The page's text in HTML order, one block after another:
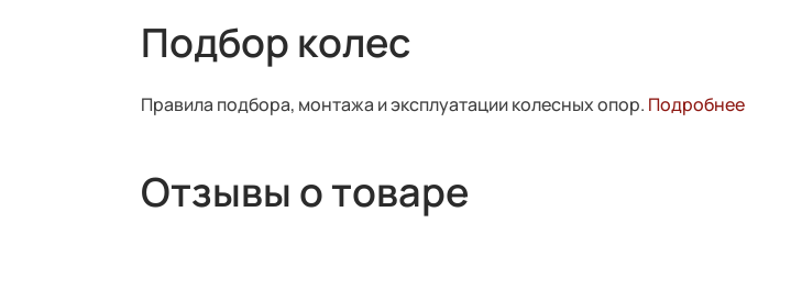
Подбор колес
Правила подбора, монтажа и эксплуатации колесных опор. Подробнее
Отзывы о товаре